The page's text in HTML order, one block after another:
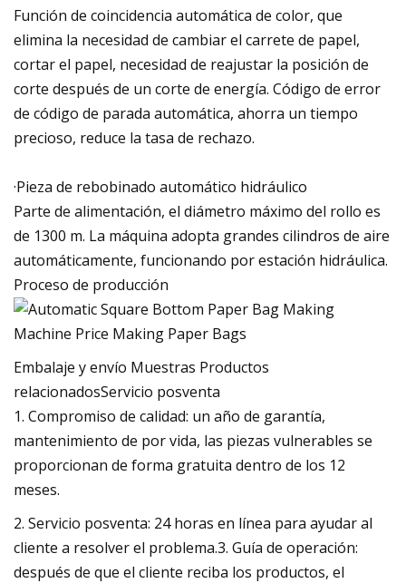
Función de coincidencia automática de color, que
elimina la necesidad de cambiar el carrete de papel,
cortar el papel, necesidad de reajustar la posición de
corte después de un corte de energía. Código de error
de código de parada automática, ahorra un tiempo
precioso, reduce la tasa de rechazo.
·Pieza de rebobinado automático hidráulico
Parte de alimentación, el diámetro máximo del rollo es
de 1300 m. La máquina adopta grandes cilindros de aire
automáticamente, funcionando por estación hidráulica.
Proceso de producción
Embalaje y envío Muestras Productos
relacionadosServicio posventa
1. Compromiso de calidad: un año de garantía,
mantenimiento de por vida, las piezas vulnerables se
proporcionan de forma gratuita dentro de los 12
meses.
2. Servicio posventa: 24 horas en línea para ayudar al
cliente a resolver el problema.3. Guía de operación:
después de que el cliente reciba los productos, el